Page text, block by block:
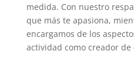
medida. Con nuestro
que más te apasiona,
encargamos de los
actividad como creador de